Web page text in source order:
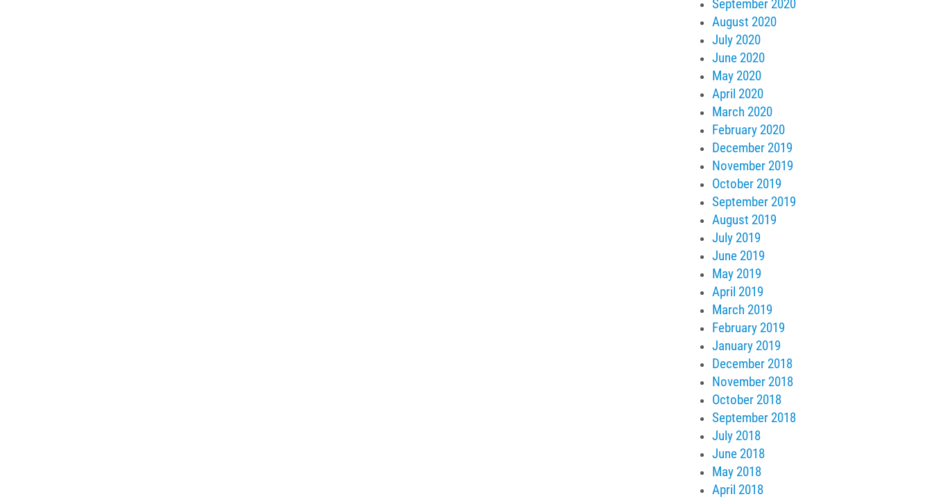
September 2020
August 2020
July 2020
June 2020
May 2020
April 2020
March 2020
February 2020
December 2019
November 2019
October 2019
September 2019
August 2019
July 2019
June 2019
May 2019
April 2019
March 2019
February 2019
January 2019
December 2018
November 2018
October 2018
September 2018
July 2018
June 2018
May 2018
April 2018